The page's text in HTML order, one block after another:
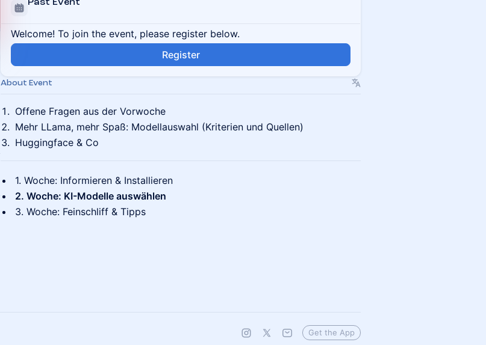
Welcome! To join the event, please register below.
Register
About Event
Offene Fragen aus der Vorwoche
Mehr LLama, mehr Spaß: Modellauswahl (Kriterien und Quellen)
Huggingface & Co
1. Woche: Informieren & Installieren
2. Woche: KI-Modelle auswählen
3. Woche: Feinschliff & Tipps
Get the App